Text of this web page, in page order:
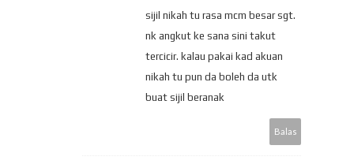
sijil nikah tu rasa mcm besar sgt.
nk angkut ke sana sini takut
tercicir. kalau pakai kad akuan
nikah tu pun da boleh da utk
buat sijil beranak
Balas